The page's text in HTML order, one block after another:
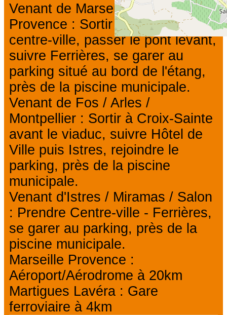
Venant de Marseille / Aix-en-
Provence : Sortir à Jonquières-
centre-ville, passer le pont levant,
suivre Ferrières, se garer au
parking situé au bord de l'étang,
près de la piscine municipale.
Venant de Fos / Arles /
Montpellier : Sortir à Croix-Sainte
avant le viaduc, suivre Hôtel de
Ville puis Istres, rejoindre le
parking, près de la piscine
municipale.
Venant d'Istres / Miramas / Salon
: Prendre Centre-ville - Ferrières,
se garer au parking, près de la
piscine municipale.
Marseille Provence :
Aéroport/Aérodrome à 20km
Martigues Lavéra : Gare
ferroviaire à 4km